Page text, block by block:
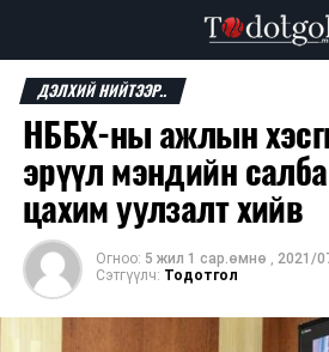
ДЭЛХИЙ НИЙТЭЭР..
НББХ-ны ажлын
эрүүл мэндийн
цахим уулзалт хийв
Огноо: 5 жил 1 сар.өмнө , 2021/
Сэтгүүлч: Тодотгол